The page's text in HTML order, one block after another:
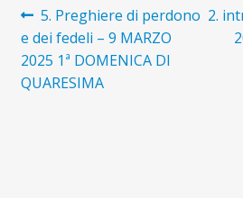
Navigazione
articoli
Articolo
precedente:
5. Preghiere di perdono
e dei fedeli – 9 MARZO
2025 1ª DOMENICA DI
QUARESIMA
2.